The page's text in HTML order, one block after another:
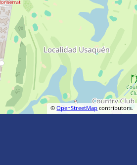
©OpenStreetMap contributors.